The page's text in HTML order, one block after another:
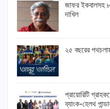
জাফর ইকবালসহ
দাখিল
২৫ বছরের পথচলায়
প্রায়োরিটি
ব্যাংক-হেলথ